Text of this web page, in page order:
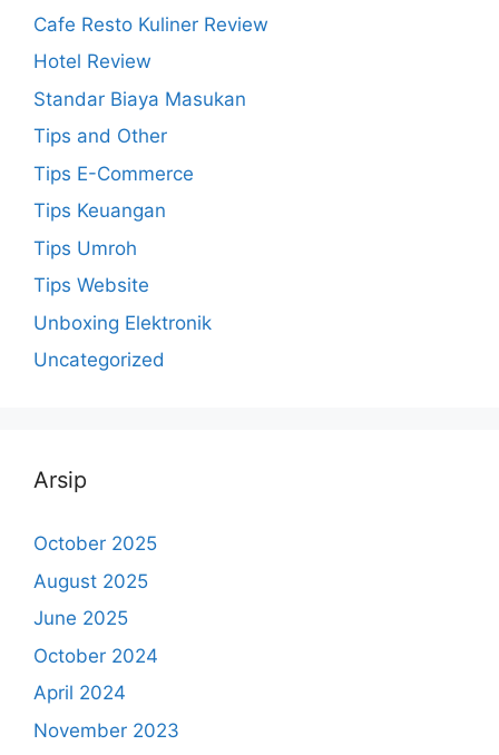
Cafe Resto Kuliner Review
Hotel Review
Standar Biaya Masukan
Tips and Other
Tips E-Commerce
Tips Keuangan
Tips Umroh
Tips Website
Unboxing Elektronik
Uncategorized
Arsip
October 2025
August 2025
June 2025
October 2024
April 2024
November 2023